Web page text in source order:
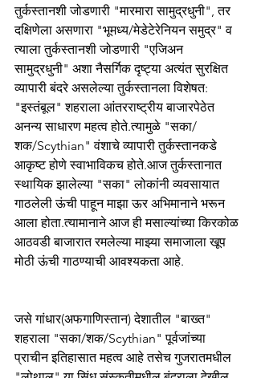
तुर्कस्तानशी जोडणारी "मारमारा सामुद्रधुनी", तर
दक्षिणेला असणारा "भूमध्य/मेडेटेरेनियन समुद्र" व
त्याला तुर्कस्तानशी जोडणारी "एजिअन
सामुद्रधुनी" अशा नैसर्गिक दृष्ट्या अत्यंत सुरक्षित
व्यापारी बंदरे असलेल्या तुर्कस्तानला विशेषत:
"इस्तंबूल" शहराला आंतरराष्ट्रीय बाजारपेठेत
अनन्य साधारण महत्व होते.त्यामुळे "सका/
शक/Scythian" वंशाचे व्यापारी तुर्कस्तानकडे
आकृष्ट होणे स्वाभाविकच होते.आज तुर्कस्तानात
स्थायिक झालेल्या "सका" लोकांनी व्यवसायात
गाठलेली ऊंची पाहून माझा ऊर अभिमानाने भरून
आला होता.त्यामानाने आज ही मसाल्यांच्या किरकोळ
आठवडी बाजारात रमलेल्या माझ्या समाजाला खूप
मोठी ऊंची गाठण्याची आवश्यकता आहे.
जसे गांधार(अफगाणिस्तान) देशातील "बाख्त"
शहराला "सका/शक/Scythian" पूर्वजांच्या
प्राचीन इतिहासात महत्व आहे तसेच गुजरातमधील